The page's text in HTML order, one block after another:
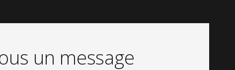
un message